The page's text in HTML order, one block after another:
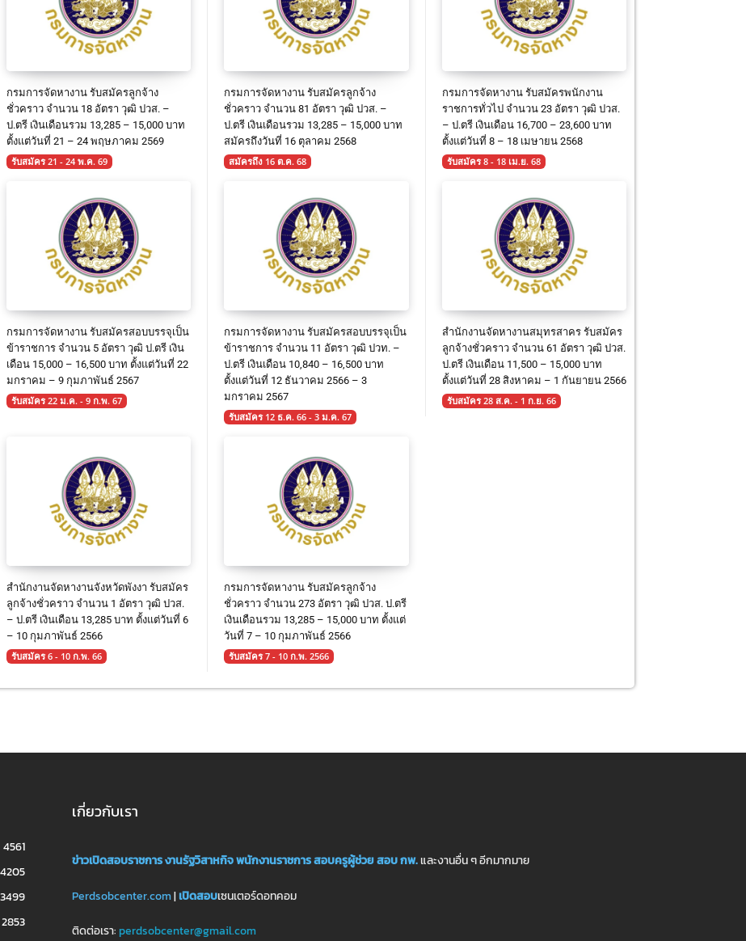
กรมการจัดหางาน รับสมัครลูกจ้าง
ชั่วคราว จำนวน 18 อัตรา วุฒิ ปวส. –
ป.ตรี เงินเดือนรวม 13,285 – 15,000 บาท
ตั้งแต่วันที่ 21 – 24 พฤษภาคม 2569
รับสมัคร 21 - 24 พ.ค. 69
กรมการจัดหางาน รับสมัครลูกจ้าง
ชั่วคราว จำนวน 81 อัตรา วุฒิ ปวส. –
ป.ตรี เงินเดือนรวม 13,285 – 15,000 บาท
สมัครถึงวันที่ 16 ตุลาคม 2568
สมัครถึง 16 ต.ค. 68
กรมการจัดหางาน รับสมัครพนักงาน
ราชการทั่วไป จำนวน 23 อัตรา วุฒิ ปวส.
– ป.ตรี เงินเดือน 16,700 – 23,600 บาท
ตั้งแต่วันที่ 8 – 18 เมษายน 2568
รับสมัคร 8 - 18 เม.ย. 68
กรมการจัดหางาน รับสมัครสอบบรรจุเป็น
ข้าราชการ จำนวน 5 อัตรา วุฒิ ป.ตรี เงิน
เดือน 15,000 – 16,500 บาท ตั้งแต่วันที่ 22
มกราคม – 9 กุมภาพันธ์ 2567
รับสมัคร 22 ม.ค. - 9 ก.พ. 67
กรมการจัดหางาน รับสมัครสอบบรรจุเป็น
ข้าราชการ จำนวน 11 อัตรา วุฒิ ปวท. –
ป.ตรี เงินเดือน 10,840 – 16,500 บาท
ตั้งแต่วันที่ 12 ธันวาคม 2566 – 3
มกราคม 2567
รับสมัคร 12 ธ.ค. 66 - 3 ม.ค. 67
สำนักงานจัดหางานสมุทรสาคร รับสมัคร
ลูกจ้างชั่วคราว จำนวน 61 อัตรา วุฒิ ปวส.
ป.ตรี เงินเดือน 11,500 – 15,000 บาท
ตั้งแต่วันที่ 28 สิงหาคม – 1 กันยายน 2566
รับสมัคร 28 ส.ค. - 1 ก.ย. 66
สำนักงานจัดหางานจังหวัดพังงา รับสมัคร
ลูกจ้างชั่วคราว จำนวน 1 อัตรา วุฒิ ปวส.
– ป.ตรี เงินเดือน 13,285 บาท ตั้งแต่วันที่ 6
– 10 กุมภาพันธ์ 2566
รับสมัคร 6 - 10 ก.พ. 66
กรมการจัดหางาน รับสมัครลูกจ้าง
ชั่วคราว จำนวน 273 อัตรา วุฒิ ปวส. ป.ตรี
เงินเดือนรวม 13,285 – 15,000 บาท ตั้งแต่
วันที่ 7 – 10 กุมภาพันธ์ 2566
รับสมัคร 7 - 10 ก.พ. 2566
4561
4205
3499
2853
เกี่ยวกับเรา
ข่าวเปิดสอบราชการงานรัฐวิสาหกิจพนักงานราชการสอบครูผู้ช่วยสอบ กพ.และงานอื่น ๆ อีกมากมาย
Perdsobcenter.com|เปิดสอบเซนเตอร์ดอทคอม
ติดต่อเรา: perdsobcenter@gmail.com